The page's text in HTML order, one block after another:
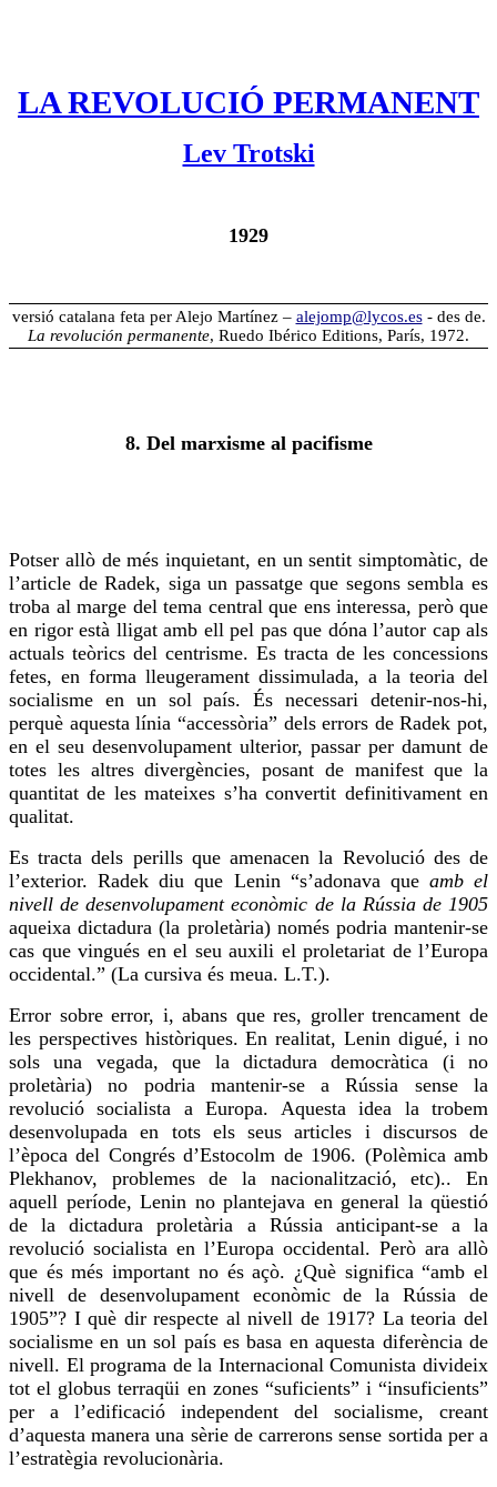
LA REVOLUCIÓ PERMANENT
Lev Trotski
1929
versió catalana feta per Alejo Martínez – alejomp@lycos.es - des de.
La revolución permanente, Ruedo Ibérico Editions, París, 1972.
8. Del marxisme al pacifisme
Potser allò de més inquietant, en un sentit simptomàtic, de
l’article de Radek, siga un passatge que segons sembla es
troba al marge del tema central que ens interessa, però que
en rigor està lligat amb ell pel pas que dóna l’autor cap als
actuals teòrics del centrisme. Es tracta de les concessions
fetes, en forma lleugerament dissimulada, a la teoria del
socialisme en un sol país. És necessari detenir-nos-hi,
perquè aquesta línia “accessòria” dels errors de Radek pot,
en el seu desenvolupament ulterior, passar per damunt de
totes les altres divergències, posant de manifest que la
quantitat de les mateixes s’ha convertit definitivament en
qualitat.
Es tracta dels perills que amenacen la Revolució des de
l’exterior. Radek diu que Lenin “s’adonava que amb el
nivell de desenvolupament econòmic de la Rússia de 1905
aqueixa dictadura (la proletària) només podria mantenir-se
cas que vingués en el seu auxili el proletariat de l’Europa
occidental.” (La cursiva és meua. L.T.).
Error sobre error, i, abans que res, groller trencament de
les perspectives històriques. En realitat, Lenin digué, i no
sols una vegada, que la dictadura democràtica (i no
proletària) no podria mantenir-se a Rússia sense la
revolució socialista a Europa. Aquesta idea la trobem
desenvolupada en tots els seus articles i discursos de
l’època del Congrés d’Estocolm de 1906. (Polèmica amb
Plekhanov, problemes de la nacionalització, etc).. En
aquell període, Lenin no plantejava en general la qüestió
de la dictadura proletària a Rússia anticipant-se a la
revolució socialista en l’Europa occidental. Però ara allò
que és més important no és açò. ¿Què significa “amb el
nivell de desenvolupament econòmic de la Rússia de
1905”? I què dir respecte al nivell de 1917? La teoria del
socialisme en un sol país es basa en aquesta diferència de
nivell. El programa de la Internacional Comunista divideix
tot el globus terraqüi en zones “suficients” i “insuficients”
per a l’edificació independent del socialisme, creant
d’aquesta manera una sèrie de carrerons sense sortida per a
l’estratègia revolucionària.